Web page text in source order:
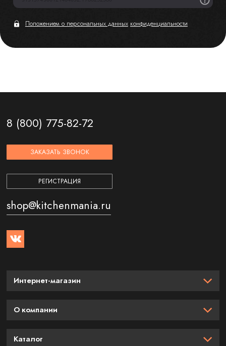
Положением о персональных данных конфиденциальности
8 (800) 775-82-72
ЗАКАЗАТЬ ЗВОНОК
РЕГИСТРАЦИЯ
shop@kitchenmania.ru
Интернет-магазин
О компании
Каталог